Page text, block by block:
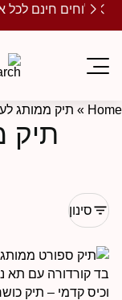
חינם לכל
»תיק ממותג
תיק
סינון